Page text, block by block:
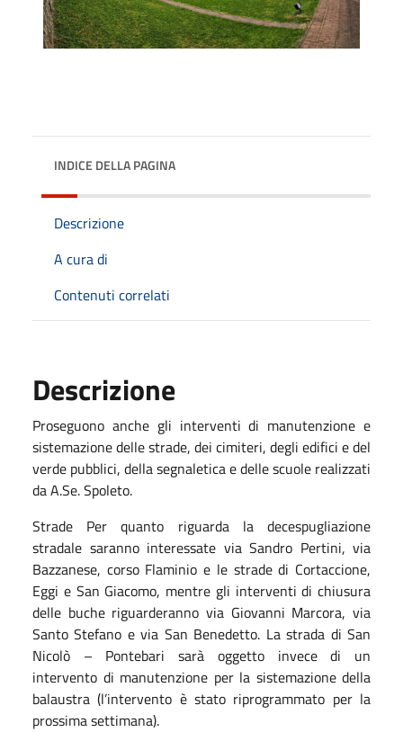
INDICE DELLA PAGINA
Descrizione
A cura di
Contenuti correlati
Descrizione
Proseguono anche gli interventi di manutenzione e
sistemazione delle strade, dei cimiteri, degli edifici e del
verde pubblici, della segnaletica e delle scuole realizzati
da A.Se. Spoleto.
Strade
Per quanto riguarda la decespugliazione
stradale saranno interessate via Sandro Pertini, via
Bazzanese, corso Flaminio e le strade di Cortaccione,
Eggi e San Giacomo, mentre gli interventi di chiusura
delle buche riguarderanno via Giovanni Marcora, via
Santo Stefano e via San Benedetto. La strada di San
Nicolò – Pontebari sarà oggetto invecedi un
intervento di manutenzione per la sistemazione della
balaustra (l’intervento è stato riprogrammato per la
prossima settimana).